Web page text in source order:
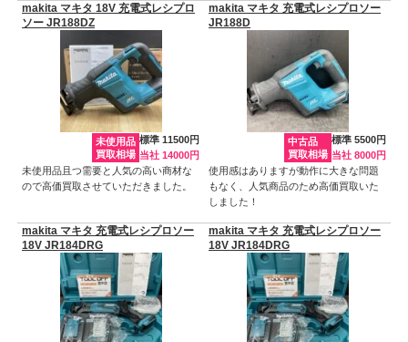
makita マキタ 18V 充電式レシプロ
ソー JR188DZ
未使用品
買取相場
標準 11500円
当社 14000円
未使用品且つ需要と人気の高い商材な
ので高価買取させていただきました。
makita マキタ 充電式レシプロソー
JR188D
中古品
買取相場
標準 5500円
当社 8000円
使用感はありますが動作に大きな問題
もなく、人気商品のため高価買取いた
しました！
makita マキタ 充電式レシプロソー
18V JR184DRG
makita マキタ 充電式レシプロソー
18V JR184DRG